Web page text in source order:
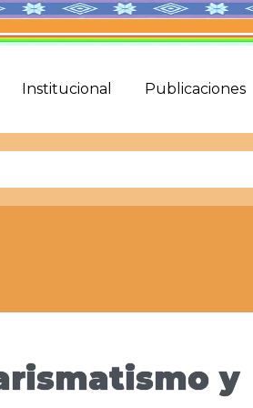
Institucional Publicaciones
y